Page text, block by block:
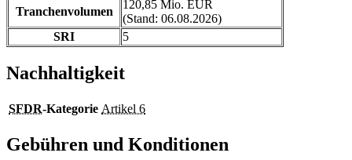
Tranchenvolumen
120,85 Mio. EUR
(Stand: 06.08.2026)
SRI
5
Nachhaltigkeit
SFDR-Kategorie Artikel 6
Gebühren und Konditionen